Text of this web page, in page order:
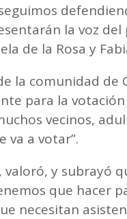
la voz del
de la Rosa y
la comunidad de
para la
vecinos,
va a votar”.
y subrayó
que hacer
necesitan